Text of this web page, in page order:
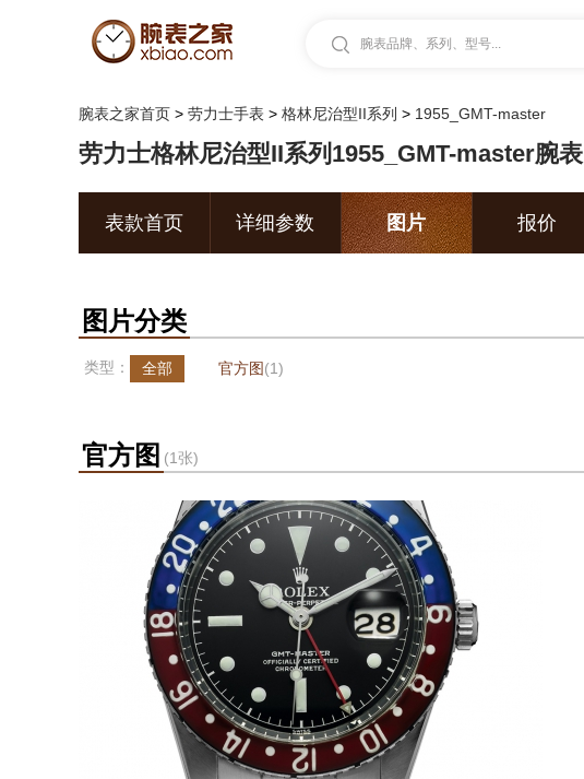
腕表品牌、系列、型号...
腕表之家首页 > 劳力士手表 > 格林尼治型II系列 > 1955_GMT-master
劳力士格林尼治型II系列1955_GMT-master腕表
表款首页 详细参数 图片 报价
图片分类
类型： 全部 官方图(1)
官方图 (1张)